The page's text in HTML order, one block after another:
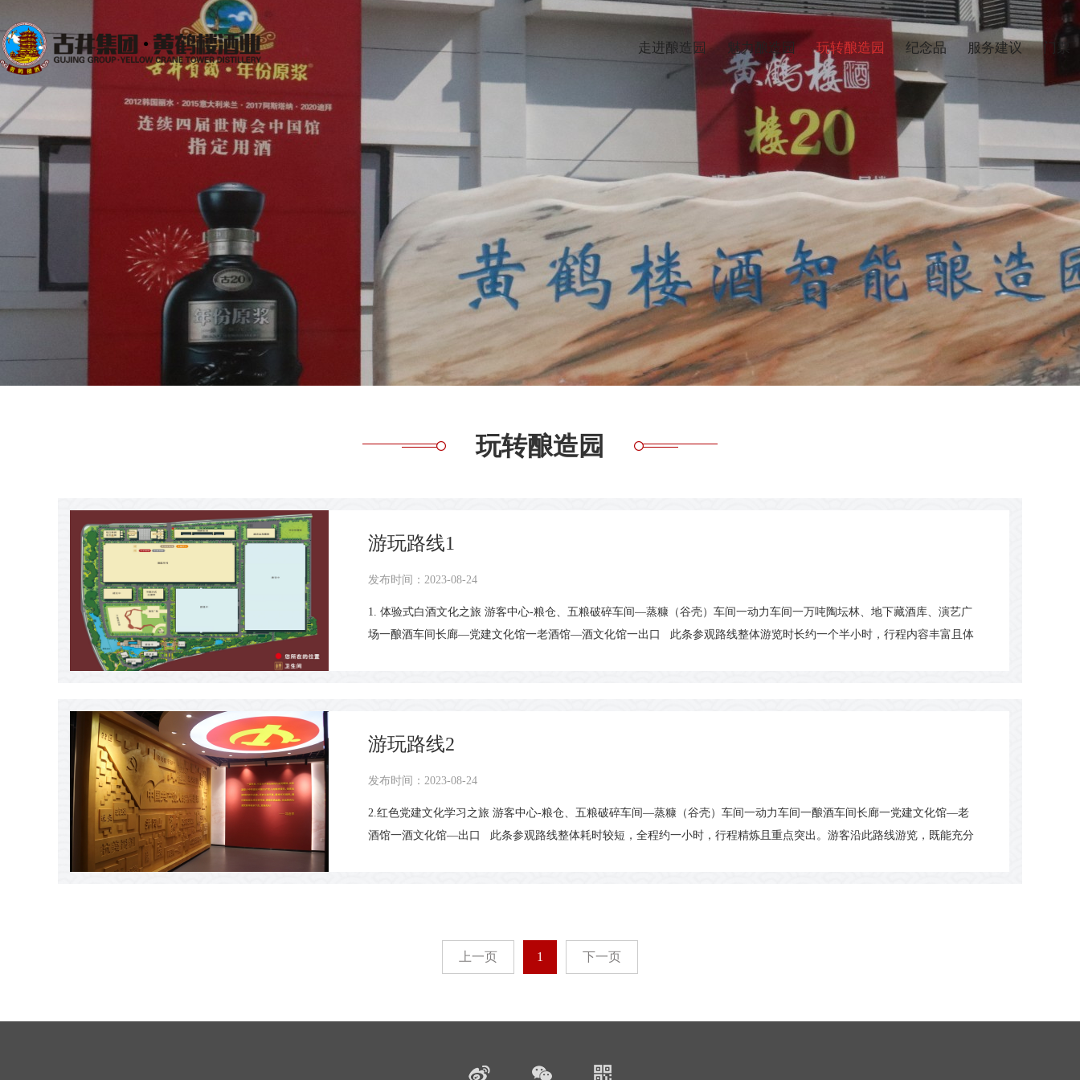
走进酿造园 魅力酿造园 玩转酿造园 纪念品 服务建议 门票
玩转酿造园
游玩路线1
发布时间：2023-08-24
1. 体验式白酒文化之旅 游客中心-粮仓、五粮破碎车间—蒸糠（谷壳）车间一动力车间一万吨陶坛林、地下藏酒库、演艺广
场一酿酒车间长廊—党建文化馆一老酒馆—酒文化馆一出口 此条参观路线整体游览时长约一个半小时，行程内容丰富且体
游玩路线2
发布时间：2023-08-24
2.红色党建文化学习之旅 游客中心-粮仓、五粮破碎车间—蒸糠（谷壳）车间一动力车间一酿酒车间长廊一党建文化馆—老
酒馆一酒文化馆—出口 此条参观路线整体耗时较短，全程约一小时，行程精炼且重点突出。游客沿此路线游览，既能充分
上一页 1 下一页